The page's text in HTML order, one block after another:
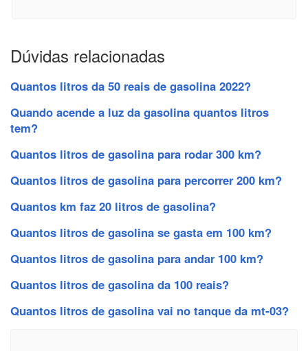
Dúvidas relacionadas
Quantos litros da 50 reais de gasolina 2022?
Quando acende a luz da gasolina quantos litros
tem?
Quantos litros de gasolina para rodar 300 km?
Quantos litros de gasolina para percorrer 200 km?
Quantos km faz 20 litros de gasolina?
Quantos litros de gasolina se gasta em 100 km?
Quantos litros de gasolina para andar 100 km?
Quantos litros de gasolina da 100 reais?
Quantos litros de gasolina vai no tanque da mt-03?